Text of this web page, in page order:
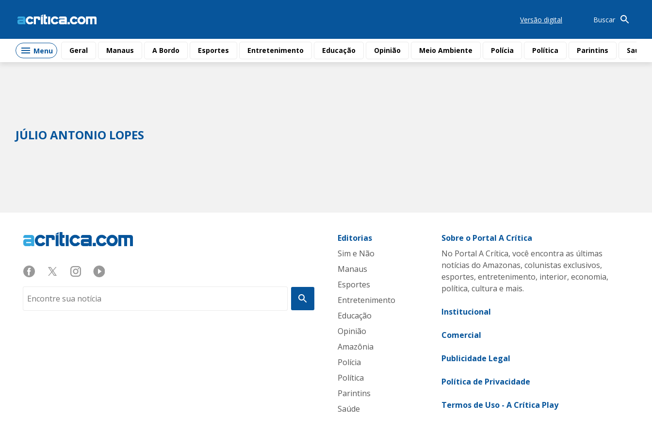
Versão digital Buscar
Menu Geral Manaus A Bordo Esportes Entretenimento Educação Opinião Meio Ambiente Polícia Política Parintins Saúde
JÚLIO ANTONIO LOPES
Editorias
Sim e Não
Manaus
Esportes
Entretenimento
Educação
Opinião
Amazônia
Polícia
Política
Parintins
Saúde
Sobre o Portal A Crítica
No Portal A Crítica, você encontra as últimas
notícias do Amazonas, colunistas exclusivos,
esportes, entretenimento, interior, economia,
política, cultura e mais.
Institucional
Comercial
Publicidade Legal
Política de Privacidade
Termos de Uso - A Crítica Play